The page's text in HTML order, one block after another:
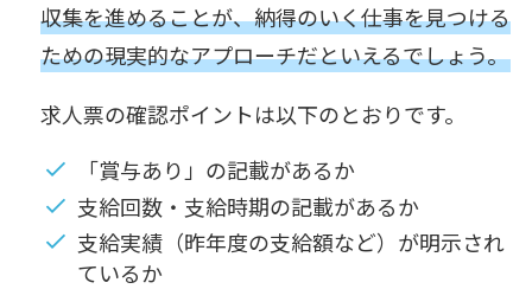
収集を進めることが、納得のいく仕事を見つける
ための現実的なアプローチだといえるでしょう。
求人票の確認ポイントは以下のとおりです。
「賞与あり」の記載があるか
支給回数・支給時期の記載があるか
支給実績（昨年度の支給額など）が明示され
ているか